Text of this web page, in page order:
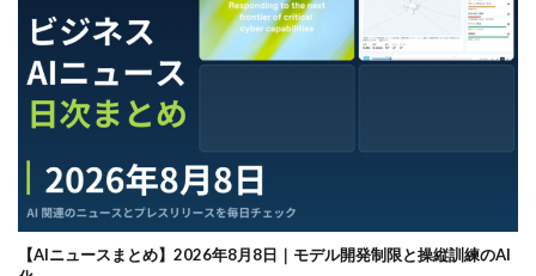
【AIニュースまとめ】2026年8月8日｜モデル開発制限と操縦訓練のAI